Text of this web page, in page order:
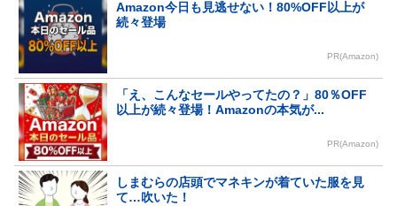
Amazon今日も見逃せない！80%OFF以上が
続々登場
PR(Amazon)
「え、こんなセールやってたの？」80％OFF
以上が続々登場！Amazonの本気が...
PR(Amazon)
しまむらの店頭でマネキンが着ていた服を見
て…吹いた！